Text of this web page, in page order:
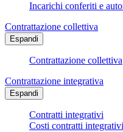
Incarichi conferiti e
Contrattazione collettiva
Espandi
Contrattazione collettiva
Contrattazione integrativa
Espandi
Contratti integrativi
Costi contratti integrativi